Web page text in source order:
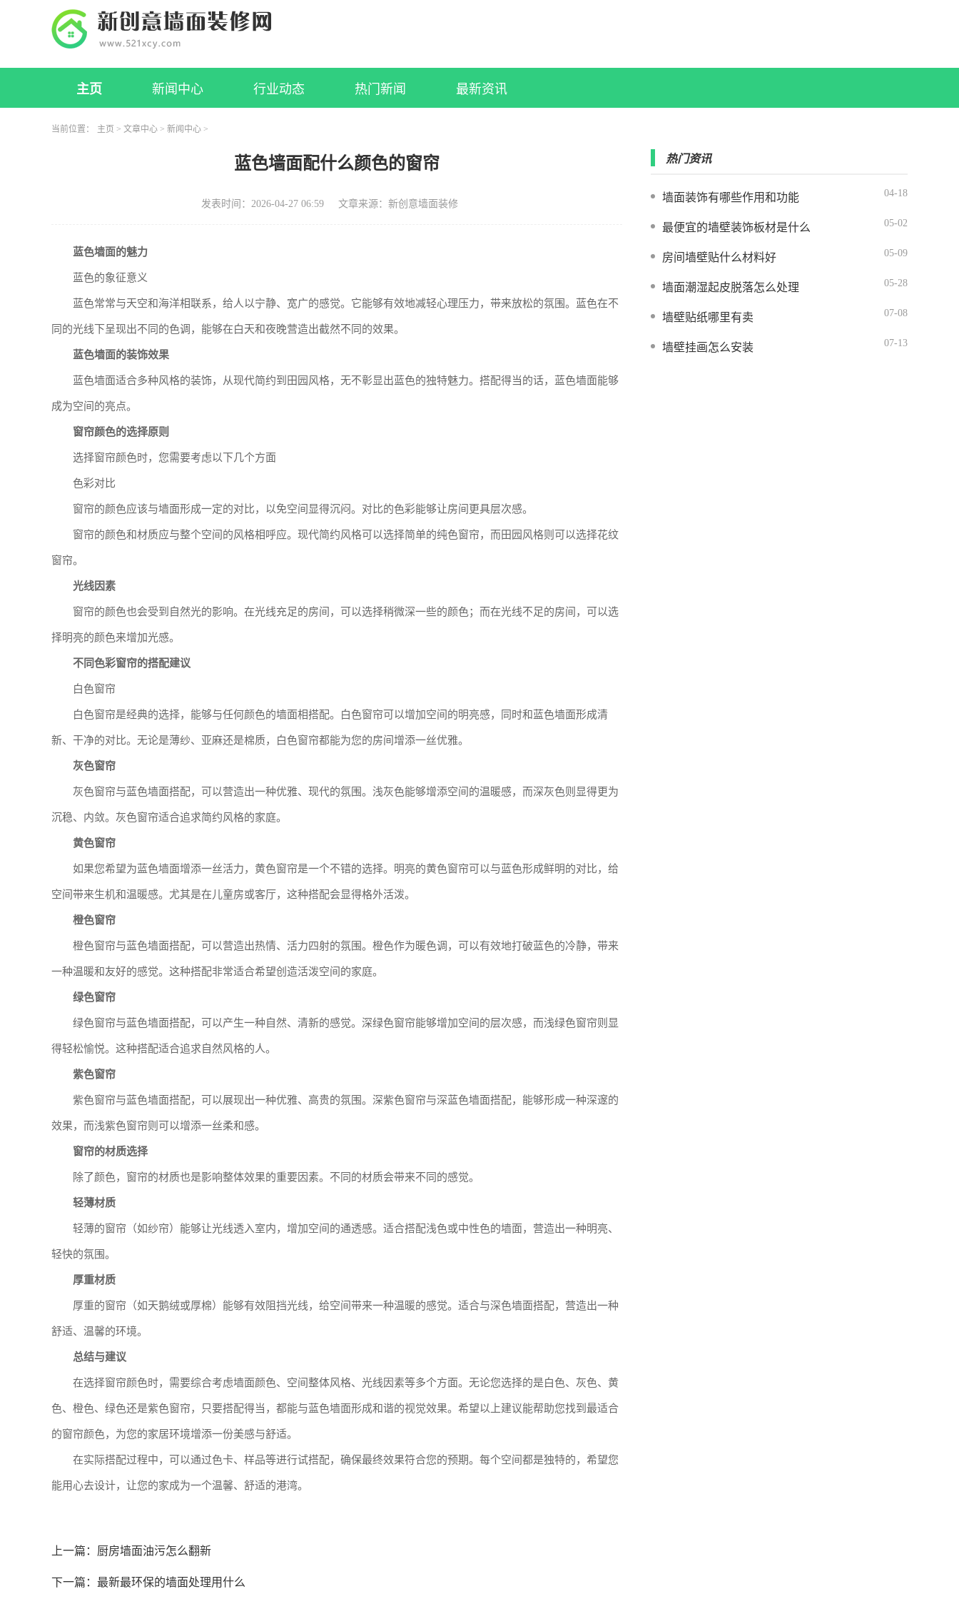
主页 新闻中心 行业动态 热门新闻 最新资讯
当前位置： 主页 > 文章中心 > 新闻中心 >
蓝色墙面配什么颜色的窗帘
发表时间：2026-04-27 06:59 文章来源：新创意墙面装修
蓝色墙面的魅力
蓝色的象征意义
蓝色常常与天空和海洋相联系，给人以宁静、宽广的感觉。它能够有效地减轻心理压力，带来放松的氛围。蓝色在不
同的光线下呈现出不同的色调，能够在白天和夜晚营造出截然不同的效果。
蓝色墙面的装饰效果
蓝色墙面适合多种风格的装饰，从现代简约到田园风格，无不彰显出蓝色的独特魅力。搭配得当的话，蓝色墙面能够
成为空间的亮点。
窗帘颜色的选择原则
选择窗帘颜色时，您需要考虑以下几个方面
色彩对比
窗帘的颜色应该与墙面形成一定的对比，以免空间显得沉闷。对比的色彩能够让房间更具层次感。
窗帘的颜色和材质应与整个空间的风格相呼应。现代简约风格可以选择简单的纯色窗帘，而田园风格则可以选择花纹
窗帘。
光线因素
窗帘的颜色也会受到自然光的影响。在光线充足的房间，可以选择稍微深一些的颜色；而在光线不足的房间，可以选
择明亮的颜色来增加光感。
不同色彩窗帘的搭配建议
白色窗帘
白色窗帘是经典的选择，能够与任何颜色的墙面相搭配。白色窗帘可以增加空间的明亮感，同时和蓝色墙面形成清
新、干净的对比。无论是薄纱、亚麻还是棉质，白色窗帘都能为您的房间增添一丝优雅。
灰色窗帘
灰色窗帘与蓝色墙面搭配，可以营造出一种优雅、现代的氛围。浅灰色能够增添空间的温暖感，而深灰色则显得更为
沉稳、内敛。灰色窗帘适合追求简约风格的家庭。
黄色窗帘
如果您希望为蓝色墙面增添一丝活力，黄色窗帘是一个不错的选择。明亮的黄色窗帘可以与蓝色形成鲜明的对比，给
空间带来生机和温暖感。尤其是在儿童房或客厅，这种搭配会显得格外活泼。
橙色窗帘
橙色窗帘与蓝色墙面搭配，可以营造出热情、活力四射的氛围。橙色作为暖色调，可以有效地打破蓝色的冷静，带来
一种温暖和友好的感觉。这种搭配非常适合希望创造活泼空间的家庭。
绿色窗帘
绿色窗帘与蓝色墙面搭配，可以产生一种自然、清新的感觉。深绿色窗帘能够增加空间的层次感，而浅绿色窗帘则显
得轻松愉悦。这种搭配适合追求自然风格的人。
紫色窗帘
紫色窗帘与蓝色墙面搭配，可以展现出一种优雅、高贵的氛围。深紫色窗帘与深蓝色墙面搭配，能够形成一种深邃的
效果，而浅紫色窗帘则可以增添一丝柔和感。
窗帘的材质选择
除了颜色，窗帘的材质也是影响整体效果的重要因素。不同的材质会带来不同的感觉。
轻薄材质
轻薄的窗帘（如纱帘）能够让光线透入室内，增加空间的通透感。适合搭配浅色或中性色的墙面，营造出一种明亮、
轻快的氛围。
厚重材质
厚重的窗帘（如天鹅绒或厚棉）能够有效阻挡光线，给空间带来一种温暖的感觉。适合与深色墙面搭配，营造出一种
舒适、温馨的环境。
总结与建议
在选择窗帘颜色时，需要综合考虑墙面颜色、空间整体风格、光线因素等多个方面。无论您选择的是白色、灰色、黄
色、橙色、绿色还是紫色窗帘，只要搭配得当，都能与蓝色墙面形成和谐的视觉效果。希望以上建议能帮助您找到最适合
的窗帘颜色，为您的家居环境增添一份美感与舒适。
在实际搭配过程中，可以通过色卡、样品等进行试搭配，确保最终效果符合您的预期。每个空间都是独特的，希望您
能用心去设计，让您的家成为一个温馨、舒适的港湾。
上一篇： 厨房墙面油污怎么翻新
下一篇： 最新最环保的墙面处理用什么
热门资讯
墙面装饰有哪些作用和功能 04-18
最便宜的墙壁装饰板材是什么 05-02
房间墙壁贴什么材料好 05-09
墙面潮湿起皮脱落怎么处理 05-28
墙壁贴纸哪里有卖 07-08
墙壁挂画怎么安装 07-13